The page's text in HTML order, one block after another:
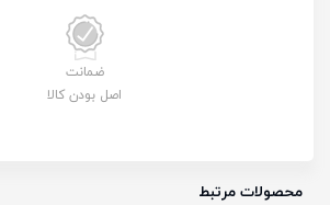
ضمانت
اصل بودن کالا
محصولات مرتبط